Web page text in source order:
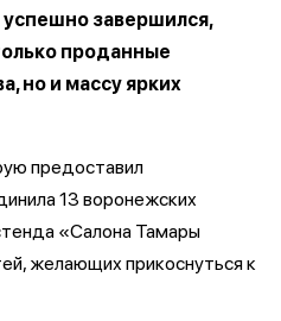
успешно завершился,
проданные
но и массу ярких
предоставил
13 воронежских
«Салона Тамары
желающих прикоснуться к